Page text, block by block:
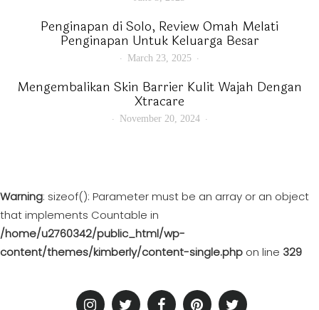
Penginapan di Solo, Review Omah Melati
Penginapan Untuk Keluarga Besar
March 23, 2025
Mengembalikan Skin Barrier Kulit Wajah Dengan
Xtracare
November 20, 2024
Warning: sizeof(): Parameter must be an array or an object
that implements Countable in
/home/u2760342/public_html/wp-
content/themes/kimberly/content-single.php on line 329